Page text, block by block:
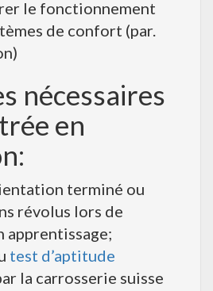
le fonctionnement
de confort (par.
nécessaires
en
terminé ou
révolus lors de
apprentissage;
test d’aptitude
la carrosserie suisse